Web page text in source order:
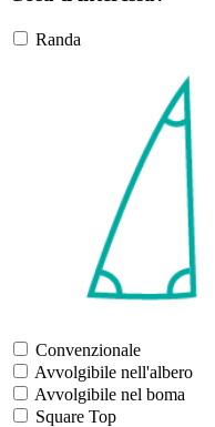
Randa
Convenzionale
Avvolgibile nell'albero
Avvolgibile nel boma
Square Top